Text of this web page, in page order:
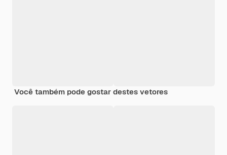
Você também pode gostar destes vetores